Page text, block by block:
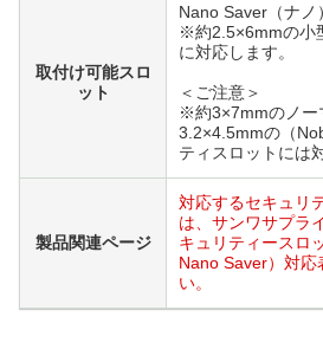
取付け可能スロ
ット
Nano Saver（ナノ）
※約2.5×6mmの小
に対応します。
＜ご注意＞
※約3×7mmのノー
3.2×4.5mmの（
ティスロットには
製品関連ページ
対応するセキュリ
は、サンワサプラ
キュリティースロ
Nano Saver）対応
い。